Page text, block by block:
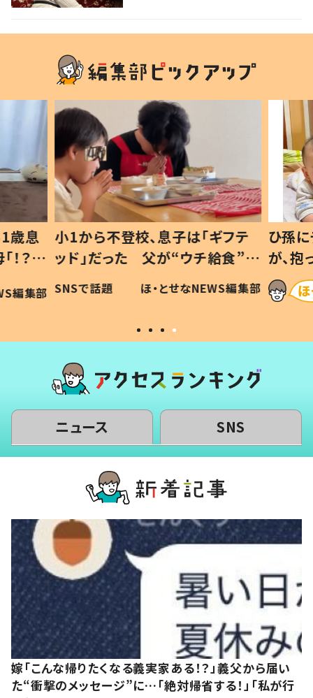
歳息
？」
編集部
小1から不登校、息子は「ギフテ
ッド」だった 父が“ウチ給食”を
作り続ける理由とは #令和の親
#令和の子
SNSで話題 ほ・とせなNEWS編集部
ひ孫
が、
「涙が
い」
ニュース SNS
嫁「こんな帰りたくなる義実家ある！？」義父から届い
た“衝撃のメッセージ”に…「絶対帰省する！」「私が行